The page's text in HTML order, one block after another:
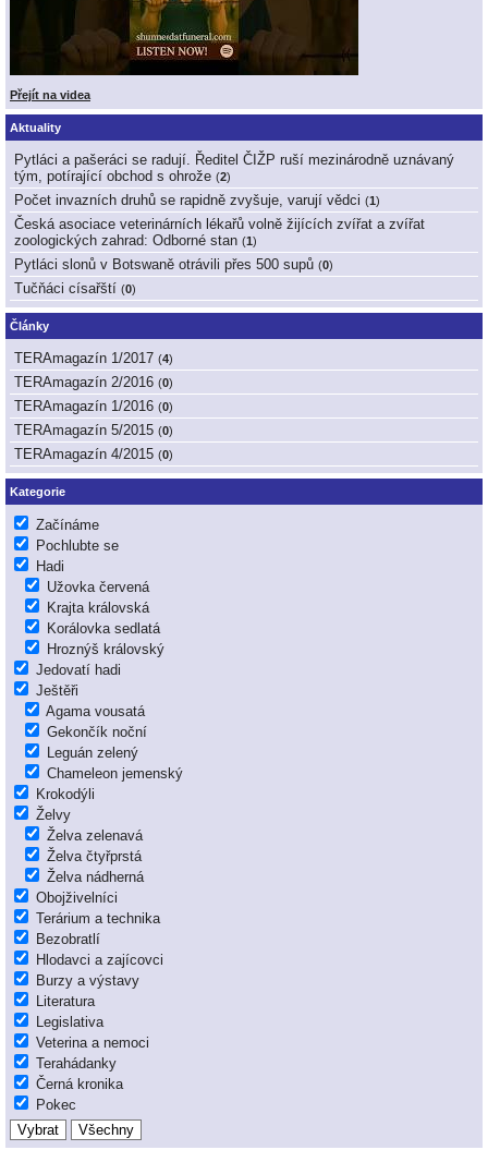
Přejít na videa
Aktuality
Pytláci a pašeráci se radují. Ředitel ČIŽP ruší mezinárodně uznávaný
tým, potírající obchod s ohrože (2)
Počet invazních druhů se rapidně zvyšuje, varují vědci (1)
Česká asociace veterinárních lékařů volně žijících zvířat a zvířat
zoologických zahrad: Odborné stan (1)
Pytláci slonů v Botswaně otrávili přes 500 supů (0)
Tučňáci císařští (0)
Články
TERAmagazín 1/2017 (4)
TERAmagazín 2/2016 (0)
TERAmagazín 1/2016 (0)
TERAmagazín 5/2015 (0)
TERAmagazín 4/2015 (0)
Kategorie
Začínáme
Pochlubte se
Hadi
Užovka červená
Krajta královská
Korálovka sedlatá
Hroznýš královský
Jedovatí hadi
Ještěři
Agama vousatá
Gekončík noční
Leguán zelený
Chameleon jemenský
Krokodýli
Želvy
Želva zelenavá
Želva čtyřprstá
Želva nádherná
Obojživelníci
Terárium a technika
Bezobratlí
Hlodavci a zajícovci
Burzy a výstavy
Literatura
Legislativa
Veterina a nemoci
Terahádanky
Černá kronika
Pokec